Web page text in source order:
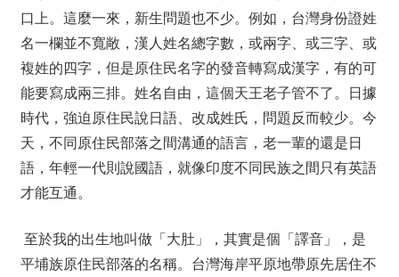
口上。這麼一來，新生問題也不少。例如，台灣身份證姓
名一欄並不寬敞，漢人姓名總字數，或兩字、或三字、或
複姓的四字，但是原住民名字的發音轉寫成漢字，有的可
能要寫成兩三排。姓名自由，這個天王老子管不了。日據
時代，強迫原住民說日語、改成姓氏，問題反而較少。今
天，不同原住民部落之間溝通的語言，老一輩的還是日
語，年輕一代則說國語，就像印度不同民族之間只有英語
才能互通。
至於我的出生地叫做「大肚」，其實是個「譯音」，是
平埔族原住民部落的名稱。台灣海岸平原地帶原先居住不